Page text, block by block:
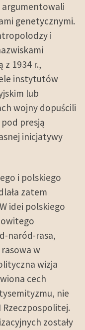
argumentowali
genetycznymi.
i
z 1934 r.,
instytutów
lub
wojny dopuścili
presją
inicjatywy
i polskiego
zatem
idei polskiego
naród-rasa,
w
wizja
cech
nie
Rzeczpospolitej.
zostały